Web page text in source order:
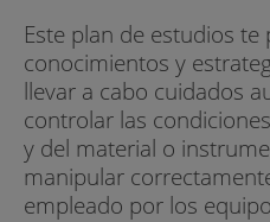
Este plan de estudios
conocimientos y
llevar a cabo cuidados
controlar las
y del material o
manipular
empleado por los